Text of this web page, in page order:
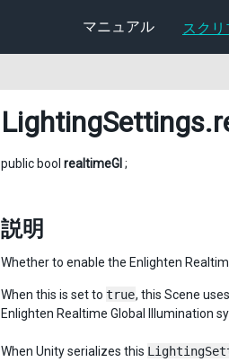
マニュアル スク
LightingSettings
public bool realtimeGI ;
説明
Whether to enable the Enlighten
When this is set to true, this Scene
Enlighten Realtime Global Illumination
When Unity serializes this